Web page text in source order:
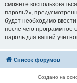
сможете
пароль?»,
будет необходимо
после чего программное
пароль для вашей
Список форумов
Создано на